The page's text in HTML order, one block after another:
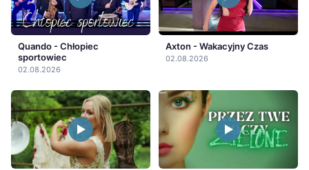
Quando - Chłopiec
sportowiec
02.08.2026
Axton - Wakacyjny Czas
02.08.2026